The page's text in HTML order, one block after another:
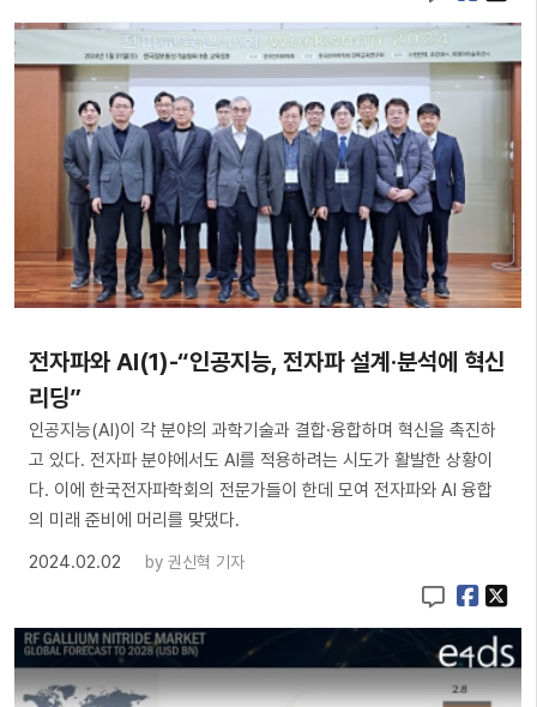
전자파와 AI(1)-“인공지능, 전자파 설계·분석에 혁신
리딩”
인공지능(AI)이 각 분야의 과학기술과 결합·융합하며 혁신을 촉진하
고 있다. 전자파 분야에서도 AI를 적용하려는 시도가 활발한 상황이
다. 이에 한국전자파학회의 전문가들이 한데 모여 전자파와 AI 융합
의 미래 준비에 머리를 맞댔다.
2024.02.02
by 권신혁 기자